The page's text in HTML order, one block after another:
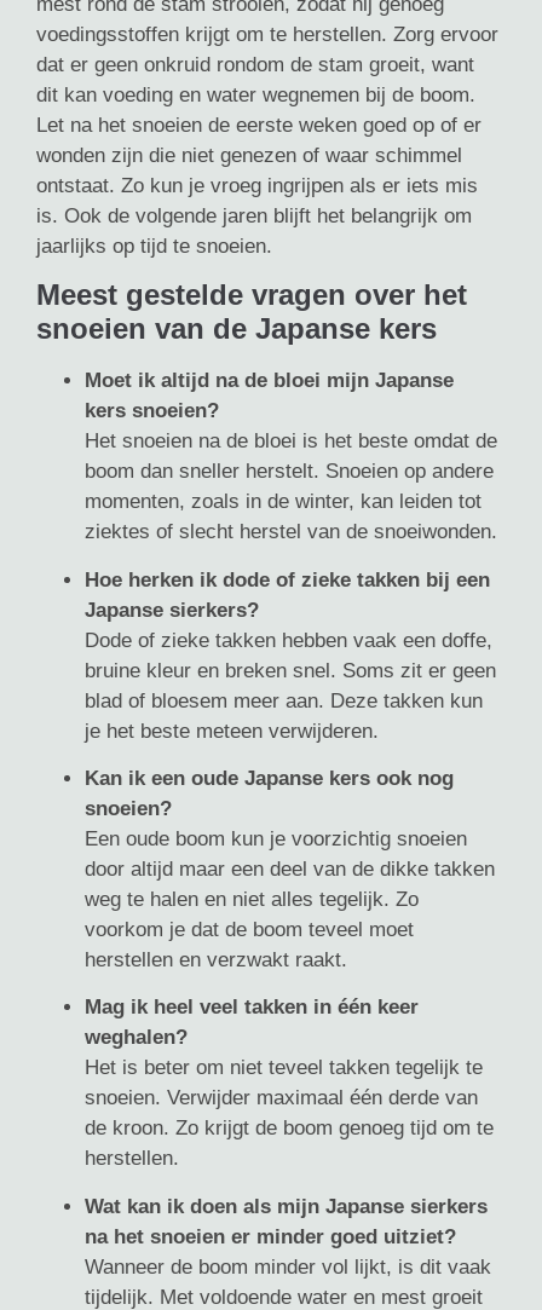
voedingsstoffen krijgt om te herstellen. Zorg ervoor
dat er geen onkruid rondom de stam groeit, want
dit kan voeding en water wegnemen bij de boom.
Let na het snoeien de eerste weken goed op of er
wonden zijn die niet genezen of waar schimmel
ontstaat. Zo kun je vroeg ingrijpen als er iets mis
is. Ook de volgende jaren blijft het belangrijk om
jaarlijks op tijd te snoeien.
Meest gestelde vragen over het
snoeien van de Japanse kers
Moet ik altijd na de bloei mijn Japanse
kers snoeien?
Het snoeien na de bloei is het beste omdat de
boom dan sneller herstelt. Snoeien op andere
momenten, zoals in de winter, kan leiden tot
ziektes of slecht herstel van de snoeiwonden.
Hoe herken ik dode of zieke takken bij een
Japanse sierkers?
Dode of zieke takken hebben vaak een doffe,
bruine kleur en breken snel. Soms zit er geen
blad of bloesem meer aan. Deze takken kun
je het beste meteen verwijderen.
Kan ik een oude Japanse kers ook nog
snoeien?
Een oude boom kun je voorzichtig snoeien
door altijd maar een deel van de dikke takken
weg te halen en niet alles tegelijk. Zo
voorkom je dat de boom teveel moet
herstellen en verzwakt raakt.
Mag ik heel veel takken in één keer
weghalen?
Het is beter om niet teveel takken tegelijk te
snoeien. Verwijder maximaal één derde van
de kroon. Zo krijgt de boom genoeg tijd om te
herstellen.
Wat kan ik doen als mijn Japanse sierkers
na het snoeien er minder goed uitziet?
Wanneer de boom minder vol lijkt, is dit vaak
tijdelijk. Met voldoende water en mest groeit